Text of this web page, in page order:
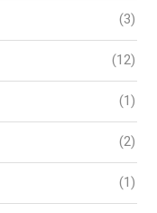
(3)
(12)
(1)
(2)
(1)